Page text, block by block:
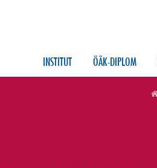
INSTITUT ÖÄK-DIPLOM